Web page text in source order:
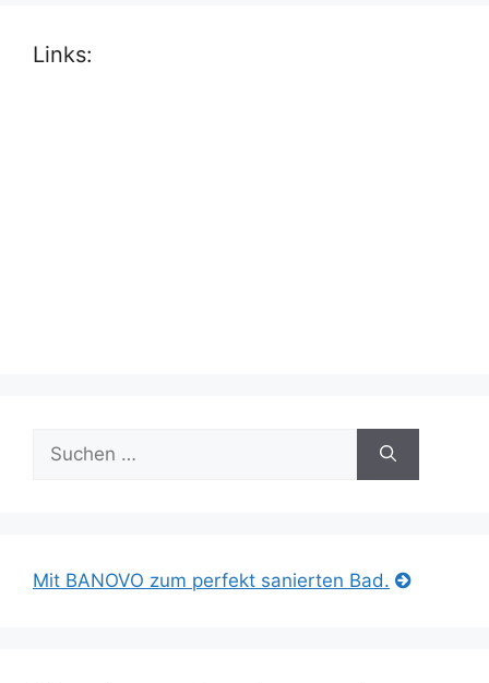
Links:
nach:
Mit BANOVO zum perfekt sanierten Bad.